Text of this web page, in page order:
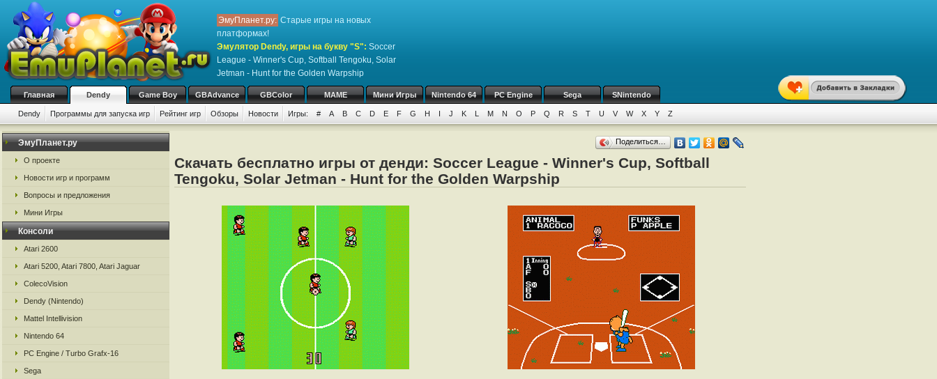
ЭмуПланет.ру: Старые игры на новых
платформах!
Эмулятор Dendy, игры на букву "S": Soccer
League - Winner's Cup, Softball Tengoku, Solar
Jetman - Hunt for the Golden Warpship
Главная Dendy Game Boy GBAdvance GBColor MAME Мини Игры Nintendo 64 PC Engine Sega SNintendo
Dendy Программы для запуска игр Рейтинг игр Обзоры Новости Игры: # A B C D E F G H I J K L M N O P Q R S T U V W X Y Z
ЭмуПланет.ру
О проекте
Новости игр и программ
Вопросы и предложения
Мини Игры
Консоли
Atari 2600
Atari 5200, Atari 7800, Atari Jaguar
ColecoVision
Dendy (Nintendo)
Mattel Intellivision
Nintendo 64
PC Engine / Turbo Grafx-16
Sega
Поделиться…
Скачать бесплатно игры от денди: Soccer League - Winner's Cup, Softball
Tengoku, Solar Jetman - Hunt for the Golden Warpship